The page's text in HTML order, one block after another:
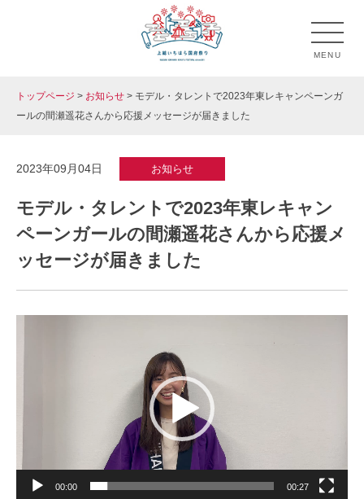
上総いちはら国府祭り
市原市のお祭り「上総いちはら国府祭り」の公式ホームペ
ージです。
MENU
トップページ > お知らせ > モデル・タレントで2023年東レキャンペーンガ
ールの間瀬遥花さんから応援メッセージが届きました
2023年09月04日 お知らせ
モデル・タレントで2023年東レキャン
ペーンガールの間瀬遥花さんから応援メ
ッセージが届きました
ー
00:00 00:27